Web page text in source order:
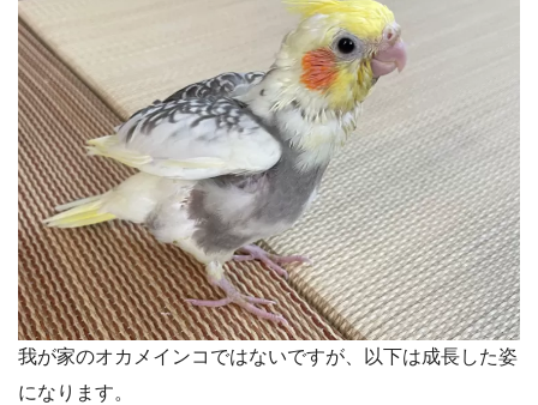
我が家のオカメインコではないですが、以下は成長した姿
になります。